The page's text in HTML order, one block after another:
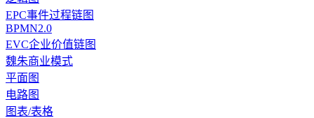
EPC事件过程链图
BPMN2.0
EVC企业价值链图
魏朱商业模式
平面图
电路图
图表/表格